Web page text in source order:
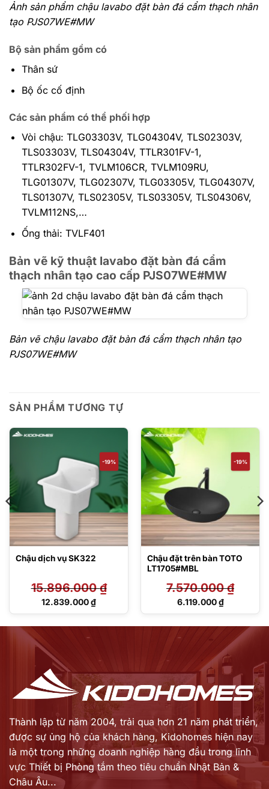
Ảnh sản phẩm chậu lavabo đặt bàn đá cẩm thạch nhân
tạo PJS07WE#MW
Bộ sản phẩm gồm có
Thân sứ
Bộ ốc cố định
Các sản phẩm có thể phối hợp
Vòi chậu: TLG03303V, TLG04304V, TLS02303V,
TLS03303V, TLS04304V, TTLR301FV-1,
TTLR302FV-1, TVLM106CR, TVLM109RU,
TLG01307V, TLG02307V, TLG03305V, TLG04307V,
TLS01307V, TLS02305V, TLS03305V, TLS04306V,
TVLM112NS,…
Ống thải: TVLF401
Bản vẽ kỹ thuật lavabo đặt bàn đá cẩm
thạch nhân tạo cao cấp PJS07WE#MW
Bản vẽ chậu lavabo đặt bàn đá cẩm thạch nhân tạo
PJS07WE#MW
SẢN PHẨM TƯƠNG TỰ
-19%
Chậu dịch vụ SK322
15.896.000₫
Giá
12.839.000₫
Giá
-19%
Chậu đặt trên bàn TOTO
LT1705#MBL
7.570.000₫
Giá
7.570.000 ₫.
6.119.000₫
Giá
6.119.000 ₫.
Thành lập từ năm 2004, trải qua hơn 21 năm phát triển,
được sự ủng hộ của khách hàng, Kidohomes hiện nay
là một trong những doanh nghiệp hàng đầu trong lĩnh
vực Thiết bị Phòng tắm theo tiêu chuẩn Nhật Bản &
Châu Âu...